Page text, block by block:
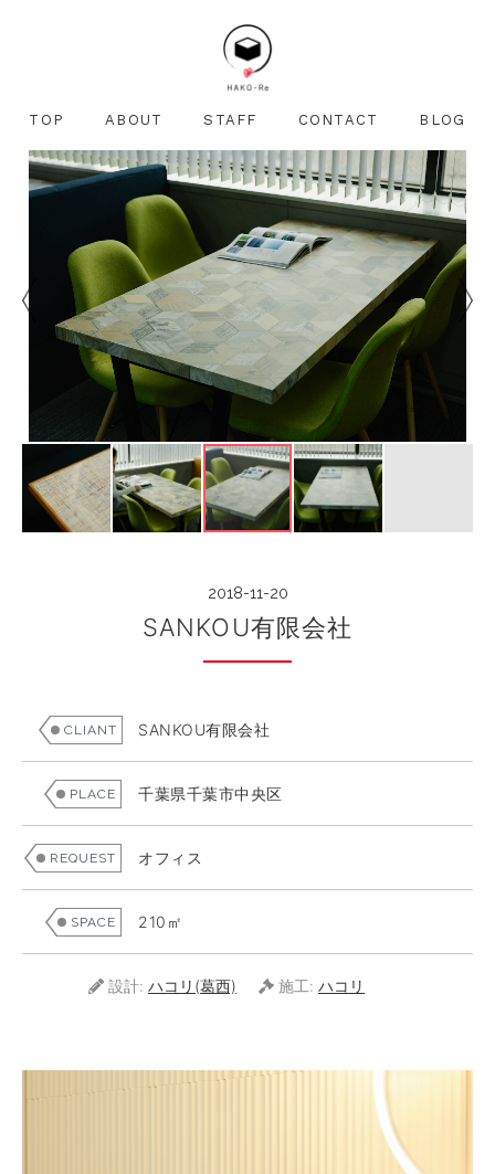
TOP ABOUT STAFF CONTACT BLOG
2018-11-20
SANKOU有限会社
CLIANT SANKOU有限会社
PLACE 千葉県千葉市中央区
REQUEST オフィス
SPACE 210㎡
設計: ハコリ(葛西) 施工: ハコリ
どんなに些細な質問でも構いません。
少しでも気になることがございましたら
お気軽にご連絡下さい。
or